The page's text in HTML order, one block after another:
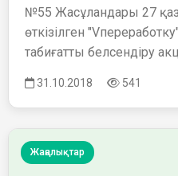
№55 Жасұландары 27
өткізілген
табиғатты белсендіру
31.10.2018 541
Жаңалықтар